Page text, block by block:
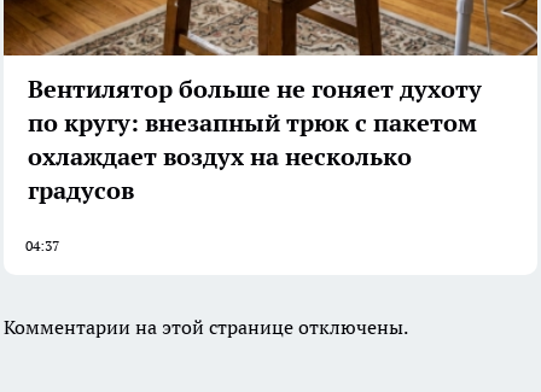
Вентилятор больше не гоняет духоту
по кругу: внезапный трюк с пакетом
охлаждает воздух на несколько
градусов
04:37
Комментарии на этой странице отключены.